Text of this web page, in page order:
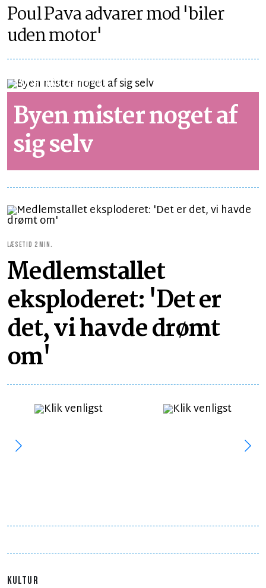
Poul Pava advarer mod 'biler
uden motor'
SYNSPUNKTLÆSETID 2 MIN.
Byen mister noget af
sig selv
LÆSETID 2 MIN.
Medlemstallet
eksploderet: 'Det er
det, vi havde drømt
om'
KULTUR